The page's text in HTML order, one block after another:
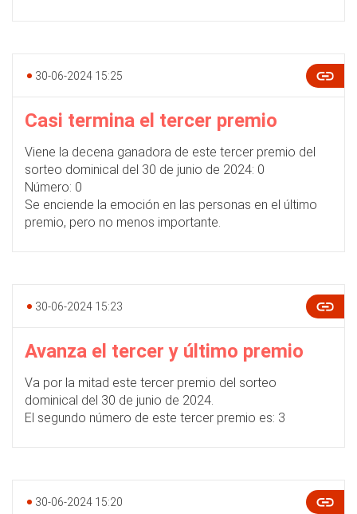
30-06-2024 15:25
Casi termina el tercer premio
Viene la decena ganadora de este tercer premio del
sorteo dominical del 30 de junio de 2024: 0
Número: 0
Se enciende la emoción en las personas en el último
premio, pero no menos importante.
30-06-2024 15:23
Avanza el tercer y último premio
Va por la mitad este tercer premio del sorteo
dominical del 30 de junio de 2024.
El segundo número de este tercer premio es: 3
30-06-2024 15:20